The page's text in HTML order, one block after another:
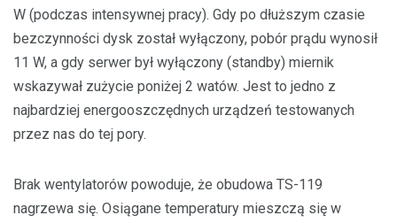
W (podczas intensywnej pracy). Gdy po dłuższym czasie
bezczynności dysk został wyłączony, pobór prądu wynosił
11 W, a gdy serwer był wyłączony (standby) miernik
wskazywał zużycie poniżej 2 watów. Jest to jedno z
najbardziej energooszczędnych urządzeń testowanych
przez nas do tej pory.
Brak wentylatorów powoduje, że obudowa TS-119
nagrzewa się. Osiągane temperatury mieszczą się w